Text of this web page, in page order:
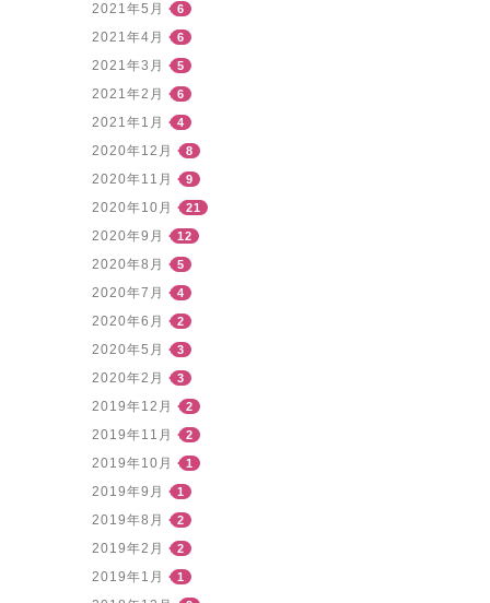
2021年5月 6
2021年4月 6
2021年3月 5
2021年2月 6
2021年1月 4
2020年12月 8
2020年11月 9
2020年10月 21
2020年9月 12
2020年8月 5
2020年7月 4
2020年6月 2
2020年5月 3
2020年2月 3
2019年12月 2
2019年11月 2
2019年10月 1
2019年9月 1
2019年8月 2
2019年2月 2
2019年1月 1